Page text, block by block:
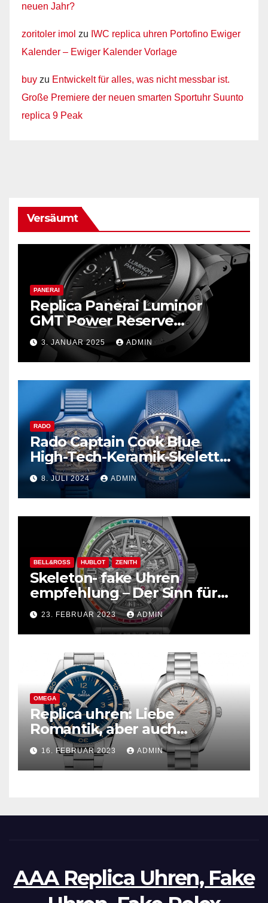
neuen Jahr?
zoritoler imol zu IWC replica uhren Portofino Ewiger
Kalender – Ewiger Kalender Vorlage
buy zu Entwickelt für alles, was nicht messbar ist.
Große Premiere der neuen smarten Sportuhr Suunto
replica 9 Peak
Versäumt
PANERAI
Replica Panerai Luminor
GMT Power Reserve
Ceramica und mehr
3. JANUAR 2025 ADMIN
RADO
Rado Captain Cook Blue
High-Tech-Keramik-Skelett
und mehr
8. JULI 2024 ADMIN
BELL&ROSS HUBLOT ZENITH
Skeleton- fake Uhren
empfehlung – Der Sinn für
Design ist überwältigend!
23. FEBRUAR 2023 ADMIN
OMEGA
Replica uhren: Liebe
Romantik, aber auch
praktisch, empfohlen für den
täglichen Gebrauch
16. FEBRUAR 2023 ADMIN
AAA Replica Uhren, Fake